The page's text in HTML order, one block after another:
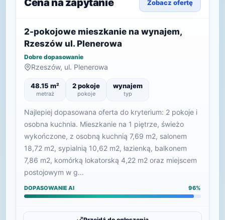
Cena na zapytanie Zobacz ofertę
2-pokojowe mieszkanie na wynajem,
Rzeszów ul. Plenerowa
Dobre dopasowanie
Rzeszów, ul. Plenerowa
48.15 m²
metraż
2 pokoje
pokoje
wynajem
typ
Najlepiej dopasowana oferta do kryterium: 2 pokoje i
osobna kuchnia. Mieszkanie na 1 piętrze, świeżo
wykończone, z osobną kuchnią 7,69 m2, salonem
18,72 m2, sypialnią 10,62 m2, łazienką, balkonem
7,86 m2, komórką lokatorską 4,22 m2 oraz miejscem
postojowym w g…
DOPASOWANIE AI 96%